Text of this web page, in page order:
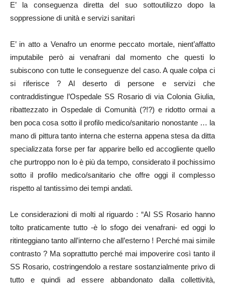
E’ la conseguenza diretta del suo sottoutilizzo dopo la
soppressione di unità e servizi sanitari
E’ in atto a Venafro un enorme peccato mortale, nient’affatto
imputabile però ai venafrani dal momento che questi lo
subiscono con tutte le conseguenze del caso. A quale colpa ci
si riferisce ? Al deserto di persone e servizi che
contraddistingue l’Ospedale SS Rosario di via Colonia Giulia,
ribattezzato in Ospedale di Comunità (?!?) e ridotto ormai a
ben poca cosa sotto il profilo medico/sanitario nonostante … la
mano di pittura tanto interna che esterna appena stesa da ditta
specializzata forse per far apparire bello ed accogliente quello
che purtroppo non lo è più da tempo, considerato il pochissimo
sotto il profilo medico/sanitario che offre oggi il complesso
rispetto al tantissimo dei tempi andati.
Le considerazioni di molti al riguardo : “Al SS Rosario hanno
tolto praticamente tutto -è lo sfogo dei venafrani- ed oggi lo
ritinteggiano tanto all’interno che all’esterno ! Perché mai simile
contrasto ? Ma soprattutto perché mai impoverire così tanto il
SS Rosario, costringendolo a restare sostanzialmente privo di
tutto e quindi ad essere abbandonato dalla collettività,